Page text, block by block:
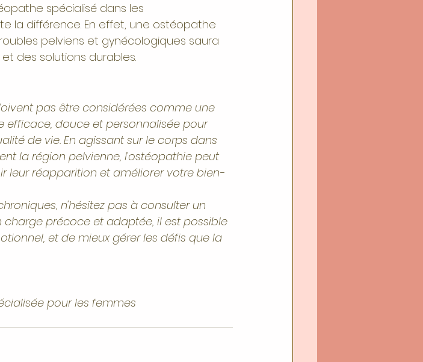
spécialisé dans les
la différence. En effet, une ostéopathe
pelviens et gynécologiques saura
des solutions durables.
pas être considérées comme une
efficace, douce et personnalisée pour
de vie. En agissant sur le corps dans
la région pelvienne, l'ostéopathie peut
leur réapparition et améliorer votre bien-
n'hésitez pas à consulter un
précoce et adaptée, il est possible
et de mieux gérer les défis que la
pour les femmes